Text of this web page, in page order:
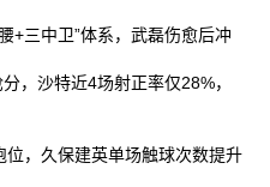
+三中卫”体系，武磊伤愈后冲
，沙特近4场射正率仅28%，
，久保建英单场触球次数提升